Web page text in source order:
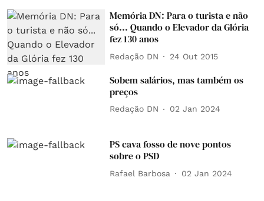
Memória DN: Para o turista e não
só... Quando o Elevador da Glória
fez 130 anos
Redação DN 24 Out 2015
Sobem salários, mas também os
preços
Redação DN 02 Jan 2024
PS cava fosso de nove pontos
sobre o PSD
Rafael Barbosa 02 Jan 2024